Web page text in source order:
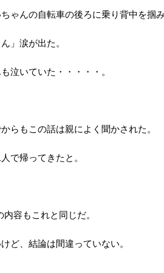
ゃんの自転車の後ろに乗り背中を掴
」涙が出た。
泣いていた・・・・・。
らもこの話は親によく聞かされた。
で帰ってきたと。
容もこれと同じだ。
ど、結論は間違っていない。